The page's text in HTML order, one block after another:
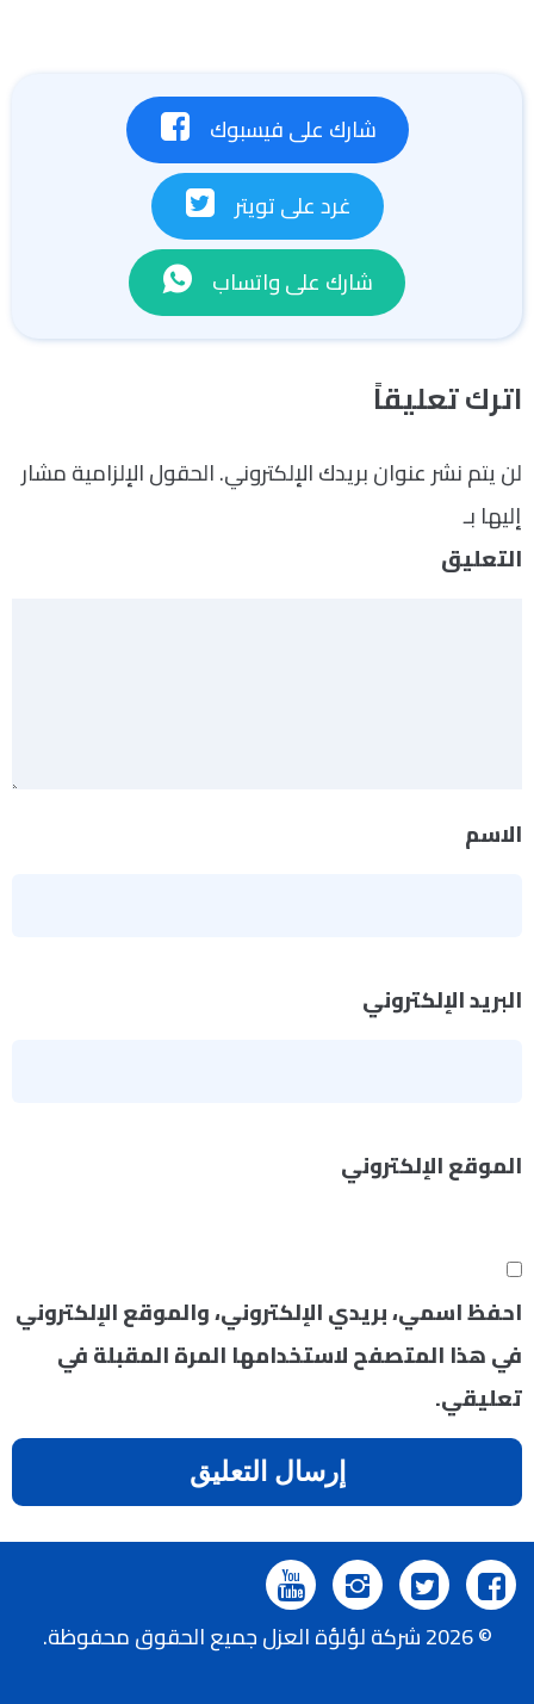
شارك على فيسبوك
غرد على تويتر
شارك على واتساب
اترك تعليقاً
لن يتم نشر عنوان بريدك الإلكتروني.الحقول الإلزامية مشار
إليها بـ
التعليق
الاسم
البريد الإلكتروني
الموقع الإلكتروني
احفظ اسمي، بريدي الإلكتروني، والموقع الإلكتروني
في هذا المتصفح لاستخدامها المرة المقبلة في
تعليقي.
تابعنا
على
تابعنا
على
تابعنا
على
تابعنا
على
© 2026 شركة لؤلؤة العزل جميع الحقوق محفوظة.